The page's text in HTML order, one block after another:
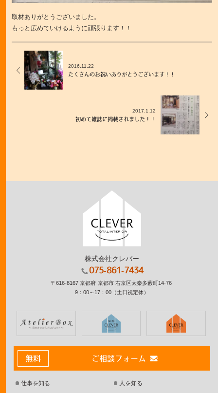
取材ありがとうございました。
もっと広めていけるように頑張ります！！
2016.11.22
たくさんのお祝いありがとうございます！！
2017.1.12
初めて雑誌に掲載されました！！
株式会社クレバー
075-861-7434
〒616-8167 京都府 京都市 右京区太秦多藪町14-76
9：00～17：00 （土日祝定休）
無料 ご相談フォーム
仕事を知る 人を知る